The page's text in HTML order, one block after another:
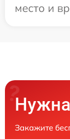
место и
Закажите